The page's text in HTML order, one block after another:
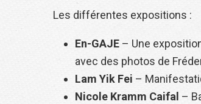
Les différentes expositions :
En-GAJE – Une
avec des photos de
Lam Yik Fei –
Nicole Kramm Caifal –